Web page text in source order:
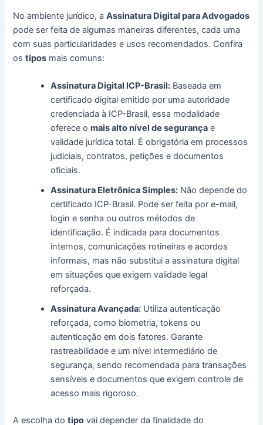
No ambiente jurídico, aAssinatura Digital para Advogados
pode ser feita de algumas maneiras diferentes, cada uma
com suas particularidades e usos recomendados. Confira
ostipos mais comuns:
Assinatura Digital ICP-Brasil: Baseada em
certificado digital emitido por uma autoridade
credenciada à ICP-Brasil, essa modalidade
oferece omais alto nível de segurança e
validade jurídica total. É obrigatória em processos
judiciais, contratos, petições e documentos
oficiais.
Assinatura Eletrônica Simples: Não depende do
certificado ICP-Brasil. Pode ser feita por e-mail,
login e senha ou outros métodos de
identificação. É indicada para documentos
internos, comunicações rotineiras e acordos
informais, mas não substitui a assinatura digital
em situações que exigem validade legal
reforçada.
Assinatura Avançada: Utiliza autenticação
reforçada, como biometria, tokens ou
autenticação em dois fatores. Garante
rastreabilidade e um nível intermediário de
segurança, sendo recomendada para transações
sensíveis e documentos que exigem controle de
acesso mais rigoroso.
A escolha dotipo vai depender da finalidade do